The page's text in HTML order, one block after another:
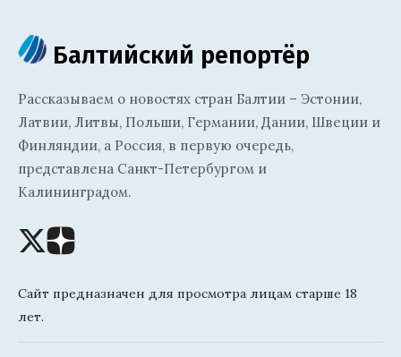
Балтийский репортёр
Рассказываем о новостях стран Балтии – Эстонии,
Латвии, Литвы, Польши, Германии, Дании, Швеции и
Финляндии, а Россия, в первую очередь,
представлена Санкт-Петербургом и
Калининградом.
Сайт предназначен для просмотра лицам старше 18
лет.